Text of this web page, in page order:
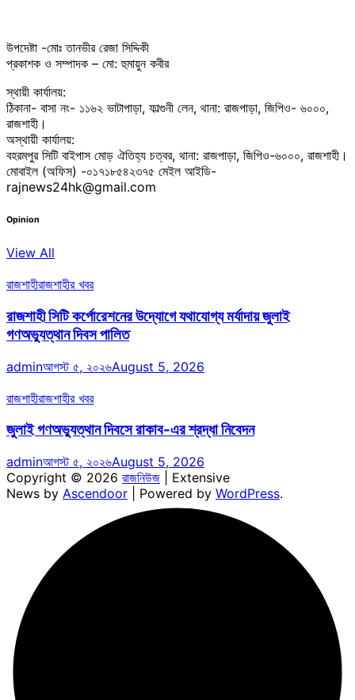
উপদেষ্টা -মোঃ তানভীর রেজা সিদ্দিকী
প্রকাশক ও সম্পাদক – মো: হুমায়ুন কবীর
স্থায়ী কার্যালয়:
ঠিকানা- বাসা নং- ১১৬২ ভাটাপাড়া, ফাল্গুনী লেন, থানা: রাজপাড়া, জিপিও- ৬০০০,
রাজশাহী।
অস্থায়ী কার্যালয়:
বহরমপুর সিটি বাইপাস মোড় ঐতিহ্য চত্বর, থানা: রাজপাড়া, জিপিও-৬০০০, রাজশাহী।
মোবাইল (অফিস) -০১৭১৮৫৪২৩৭৫ মেইল আইডি-
rajnews24hk@gmail.com
Opinion
View All
রাজশাহীরাজশাহীর খবর
রাজশাহী সিটি কর্পোরেশনের উদ্যোগে যথাযোগ্য মর্যাদায় জুলাই
গণঅভ্যুত্থান দিবস পালিত
adminআগস্ট ৫, ২০২৬August 5, 2026
রাজশাহীরাজশাহীর খবর
জুলাই গণঅভ্যুত্থান দিবসে রাকাব-এর শ্রদ্ধা নিবেদন
adminআগস্ট ৫, ২০২৬August 5, 2026
Copyright © 2026 রাজনিউজ | Extensive
News by Ascendoor | Powered by WordPress.